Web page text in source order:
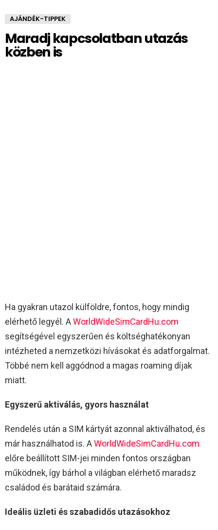
AJÁNDÉK-TIPPEK
Maradj kapcsolatban utazás
közben is
Ha gyakran utazol külföldre, fontos, hogy mindig
elérhető legyél. AWorldWideSimCardHu.com
segítségével egyszerűen és költséghatékonyan
intézheted a nemzetközi hívásokat és adatforgalmat.
Többé nem kell aggódnod a magas roaming díjak
miatt.
Egyszerű aktiválás, gyors használat
Rendelés után a SIM kártyát azonnal aktiválhatod, és
már használhatod is. AWorldWideSimCardHu.com
előre beállított SIM-jei minden fontos országban
működnek, így bárhol a világban elérhető maradsz
családod és barátaid számára.
Ideális üzleti és szabadidős utazásokhoz